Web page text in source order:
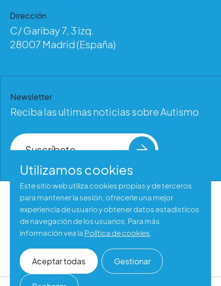
Dirección
C/ Garibay 7, 3 izq.
28007 Madrid (España)
Newsletter
Reciba las ultimas noticias sobre Autismo
Suscríbete
Aviso legal
Política de privacidad
Política de cookies
Accesibilidad web
Utilizamos cookies
Este sitio web utiliza cookies propias y de terceros
para mantener la sesión, ofrecerle una mejor
experiencia de usuario y obtener datos estadísticos
de navegación de los usuarios. Para más
información vea la Política de cookies
Aceptar todas Gestionar